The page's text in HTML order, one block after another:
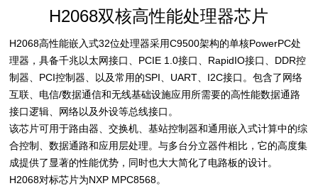
H2068双核高性能处理器芯片
H2068高性能嵌入式32位处理器采用C9500架构的单核PowerPC处
理器，具备千兆以太网接口、PCIE 1.0接口、RapidIO接口、DDR控
制器、PCI控制器、以及常用的SPI、UART、I2C接口。包含了网络
互联、电信/数据通信和无线基础设施应用所需要的高性能数据通路
接口逻辑、网络以及外设等总线接口。
该芯片可用于路由器、交换机、基站控制器和通用嵌入式计算中的综
合控制、数据通路和应用层处理。与多台分立器件相比，它的高度集
成提供了显著的性能优势，同时也大大简化了电路板的设计。
H2068对标芯片为NXP MPC8568。